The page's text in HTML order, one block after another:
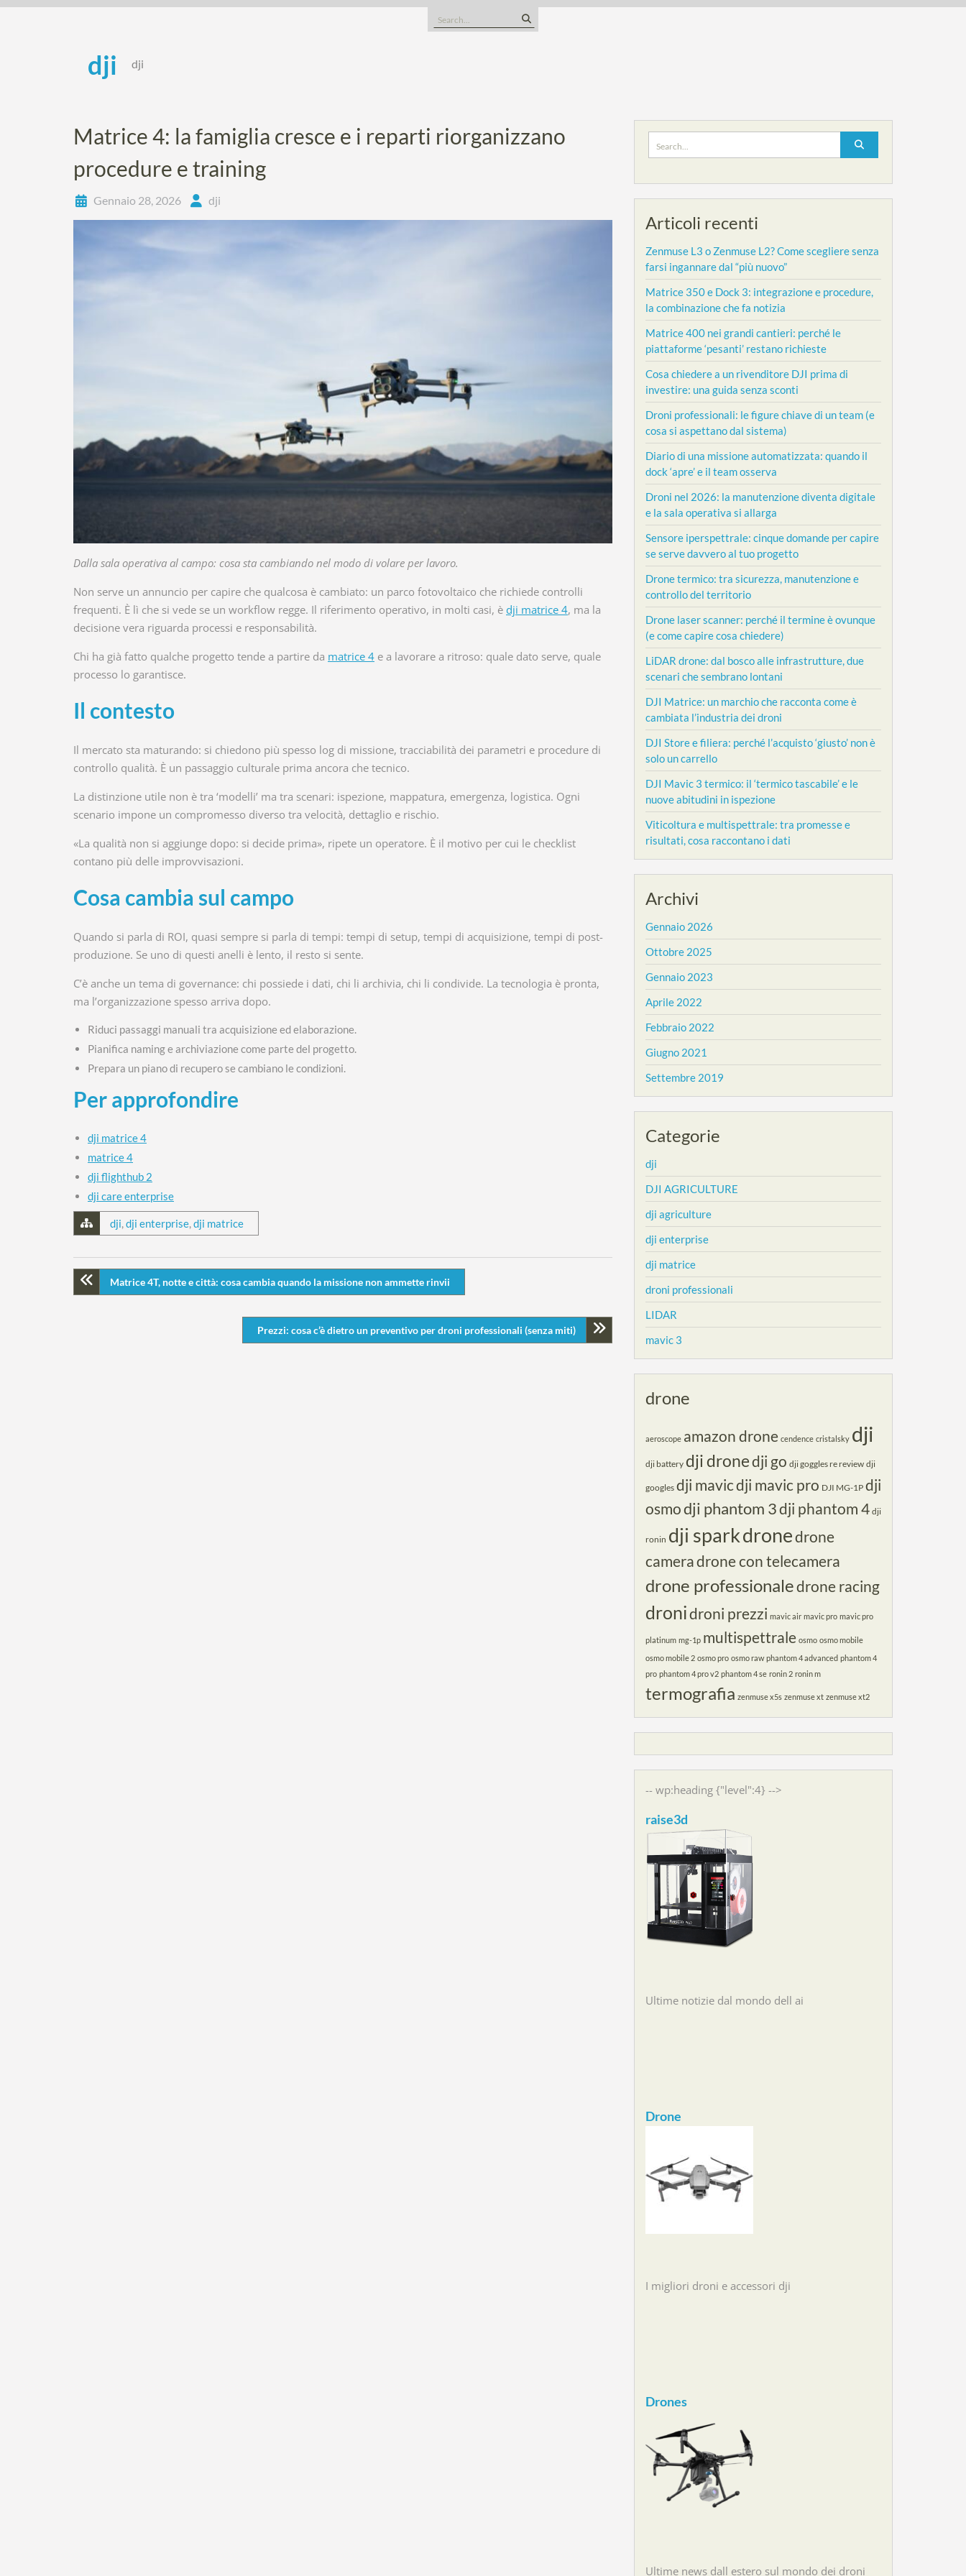
Skip
Search
for:
dji dji
Matrice 4: la famiglia cresce e i reparti riorganizzano
procedure e training
Gennaio 28, 2026 dji
Dalla sala operativa al campo: cosa sta cambiando nel modo di volare per lavoro.
Non serve un annuncio per capire che qualcosa è cambiato: un parco fotovoltaico che richiede controlli
frequenti. È lì che si vede se un workflow regge. Il riferimento operativo, in molti casi, è dji matrice 4, ma la
decisione vera riguarda processi e responsabilità.
Chi ha già fatto qualche progetto tende a partire da matrice 4 e a lavorare a ritroso: quale dato serve, quale
processo lo garantisce.
Il contesto
Il mercato sta maturando: si chiedono più spesso log di missione, tracciabilità dei parametri e procedure di
controllo qualità. È un passaggio culturale prima ancora che tecnico.
La distinzione utile non è tra ‘modelli’ ma tra scenari: ispezione, mappatura, emergenza, logistica. Ogni
scenario impone un compromesso diverso tra velocità, dettaglio e rischio.
«La qualità non si aggiunge dopo: si decide prima», ripete un operatore. È il motivo per cui le checklist
contano più delle improvvisazioni.
Cosa cambia sul campo
Quando si parla di ROI, quasi sempre si parla di tempi: tempi di setup, tempi di acquisizione, tempi di post-
produzione. Se uno di questi anelli è lento, il resto si sente.
C’è anche un tema di governance: chi possiede i dati, chi li archivia, chi li condivide. La tecnologia è pronta,
ma l’organizzazione spesso arriva dopo.
Riduci passaggi manuali tra acquisizione ed elaborazione.
Pianifica naming e archiviazione come parte del progetto.
Prepara un piano di recupero se cambiano le condizioni.
Per approfondire
dji matrice 4
matrice 4
dji flighthub 2
dji care enterprise
dji,dji enterprise,dji matrice
Matrice 4T, notte e città: cosa cambia quando la missione non ammette rinvii
Prezzi: cosa c’è dietro un preventivo per droni professionali (senza miti)
for:
Articoli recenti
Zenmuse L3 o Zenmuse L2? Come scegliere senza
farsi ingannare dal “più nuovo”
Matrice 350 e Dock 3: integrazione e procedure,
la combinazione che fa notizia
Matrice 400 nei grandi cantieri: perché le
piattaforme ‘pesanti’ restano richieste
Cosa chiedere a un rivenditore DJI prima di
investire: una guida senza sconti
Droni professionali: le figure chiave di un team (e
cosa si aspettano dal sistema)
Diario di una missione automatizzata: quando il
dock ‘apre’ e il team osserva
Droni nel 2026: la manutenzione diventa digitale
e la sala operativa si allarga
Sensore iperspettrale: cinque domande per capire
se serve davvero al tuo progetto
Drone termico: tra sicurezza, manutenzione e
controllo del territorio
Drone laser scanner: perché il termine è ovunque
(e come capire cosa chiedere)
LiDAR drone: dal bosco alle infrastrutture, due
scenari che sembrano lontani
DJI Matrice: un marchio che racconta come è
cambiata l’industria dei droni
DJI Store e filiera: perché l’acquisto ‘giusto’ non è
solo un carrello
DJI Mavic 3 termico: il ‘termico tascabile’ e le
nuove abitudini in ispezione
Viticoltura e multispettrale: tra promesse e
risultati, cosa raccontano i dati
Archivi
Gennaio 2026
Ottobre 2025
Gennaio 2023
Aprile 2022
Febbraio 2022
Giugno 2021
Settembre 2019
Categorie
dji
DJI AGRICULTURE
dji agriculture
dji enterprise
dji matrice
droni professionali
LIDAR
mavic 3
drone
aeroscope amazon drone cendence cristalsky dji
dji battery dji dronedji go dji goggles re review dji
googles dji mavicdji mavic pro DJI MG-1P dji
osmodji phantom 3dji phantom 4 dji
ronin dji sparkdronedrone
cameradrone con telecamera
drone professionaledrone racing
dronidroni prezzi mavic air mavic pro mavic pro
platinum mg-1p multispettrale osmo osmo mobile
osmo mobile 2 osmo pro osmo raw phantom 4 advanced phantom 4
pro phantom 4 pro v2 phantom 4 se ronin 2 ronin m
termografia zenmuse x5s zenmuse xt zenmuse xt2
-- wp:heading {"level":4} -->
raise3d
Ultime notizie dal mondo dell ai
Drone
I migliori droni e accessori dji
Drones
Ultime news dall estero sul mondo dei droni